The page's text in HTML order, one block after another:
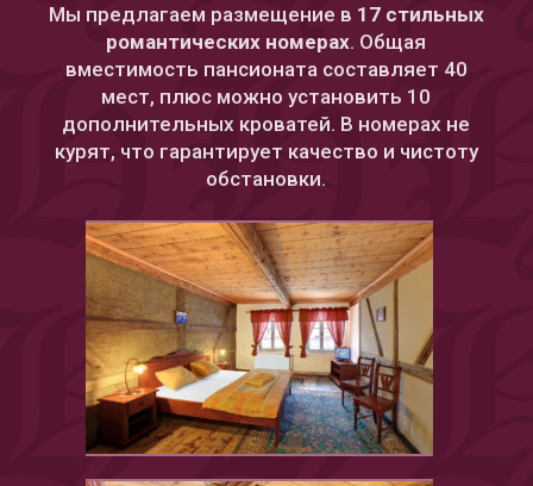
Мы предлагаем размещение в 17 стильных
романтических номерах. Общая
вместимость пансионата составляет 40
мест, плюс можно установить 10
дополнительных кроватей. В номерах не
курят, что гарантирует качество и чистоту
обстановки.